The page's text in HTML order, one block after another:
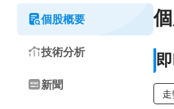
個股概要
技術分析
新聞